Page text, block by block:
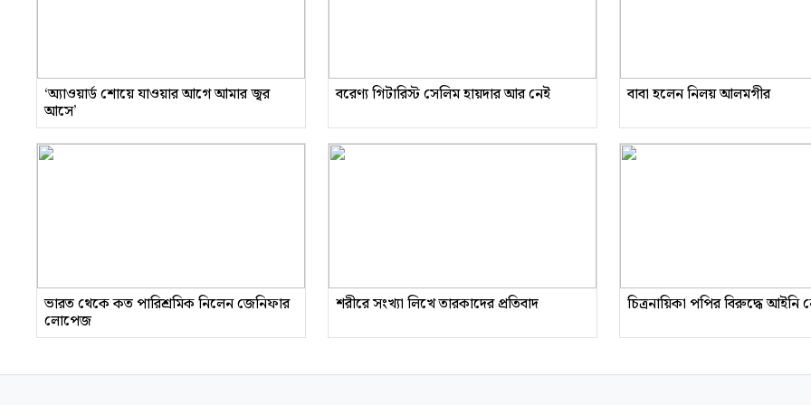
‘অ্যাওয়ার্ড শোয়ে যাওয়ার আগে আমার জ্বর
আসে’
বরেণ্য গিটারিস্ট সেলিম হায়দার আর নেই বাবা হলেন নিলয় আলমগীর
ভারত থেকে কত পারিশ্রমিক নিলেন জেনিফার
লোপেজ
শরীরে সংখ্যা লিখে তারকাদের প্রতিবাদ চিত্রনায়িকা পপির বিরুদ্ধে আইনি